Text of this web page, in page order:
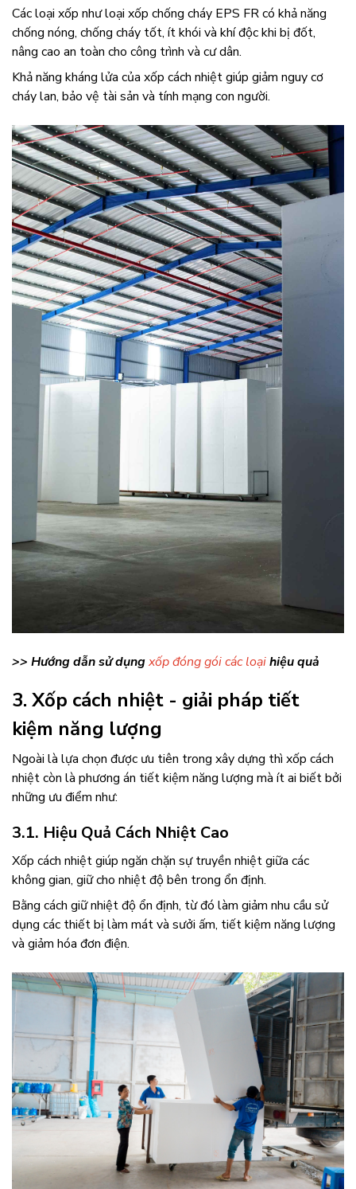
Các loại xốp như loại xốp chống cháy EPS FR có khả năng
chống nóng, chống cháy tốt, ít khói và khí độc khi bị đốt,
nâng cao an toàn cho công trình và cư dân.
Khả năng kháng lửa của xốp cách nhiệt giúp giảm nguy cơ
cháy lan, bảo vệ tài sản và tính mạng con người.
>> Hướng dẫn sử dụngxốp đóng gói các loạihiệu quả
3. Xốp cách nhiệt - giải pháp tiết
kiệm năng lượng
Ngoài là lựa chọn được ưu tiên trong xây dựng thì xốp cách
nhiệt còn là phương án tiết kiệm năng lượng mà ít ai biết bởi
những ưu điểm như:
3.1. Hiệu Quả Cách Nhiệt Cao
Xốp cách nhiệt giúp ngăn chặn sự truyền nhiệt giữa các
không gian, giữ cho nhiệt độ bên trong ổn định.
Bằng cách giữ nhiệt độ ổn định, từ đó làm giảm nhu cầu sử
dụng các thiết bị làm mát và sưởi ấm, tiết kiệm năng lượng
và giảm hóa đơn điện.